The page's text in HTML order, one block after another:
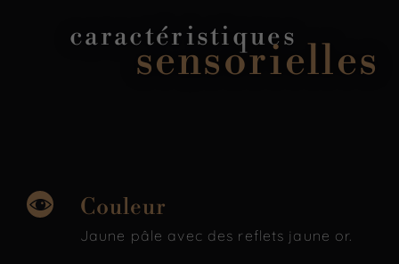
caractéristiques
sensorielles
Couleur
Jaune pâle avec des reflets jaune or.